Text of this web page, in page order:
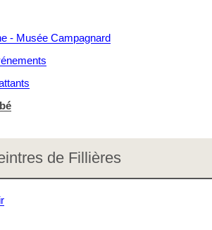
- Musée Campagnard
de Fillières